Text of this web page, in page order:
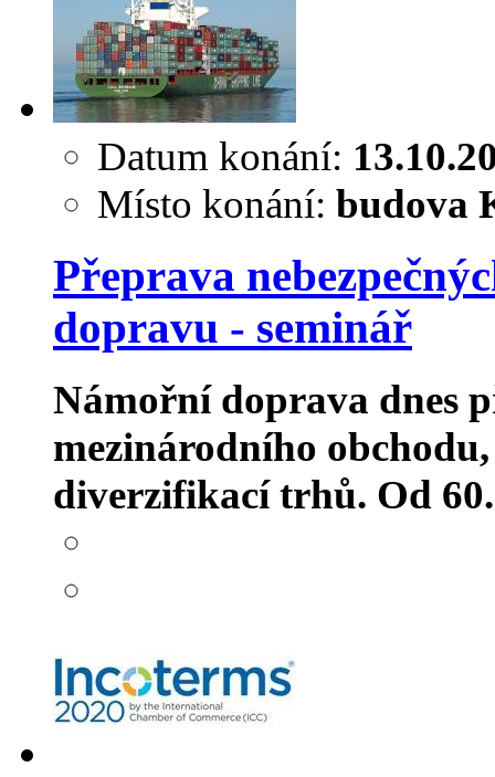
Datum konání:
Místo konání: budova
Přeprava
dopravu - seminář
Námořní doprava dnes
mezinárodního
diverzifikací trhů. Od